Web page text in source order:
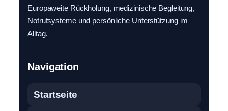
Europaweite Rückholung, medizinische Begleitung,
Notrufsysteme und persönliche Unterstützung im
Alltag.
Navigation
Startseite